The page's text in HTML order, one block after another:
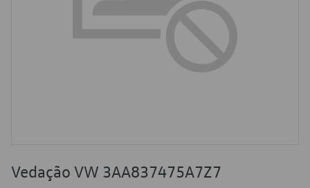
Vedação VW 3AA837475A7Z7